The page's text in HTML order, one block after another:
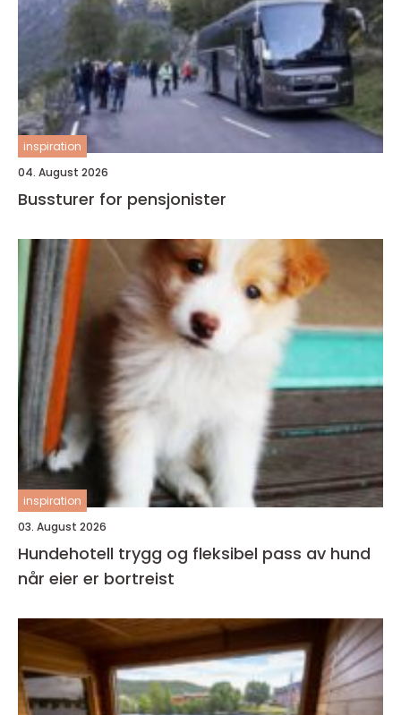
inspiration
04. August 2026
Bussturer for pensjonister
inspiration
03. August 2026
Hundehotell trygg og fleksibel pass av hund
når eier er bortreist